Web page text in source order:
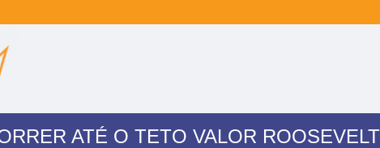
ATÉ O TETO VALOR ROOSEVELT